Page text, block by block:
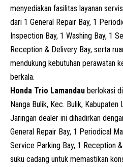
menyediakan fasilitas layanan
dari 1 General Repair Bay, 1
Inspection Bay, 1 Washing Bay, 1
Reception & Delivery Bay, serta
mendukung kebutuhan perawatan
berkala.
Honda Trio Lamandau berlokasi
Nanga Bulik, Kec. Bulik, Kabupaten
Jaringan dealer ini dihadirkan
General Repair Bay, 1 Periodical
Service Parking Bay, 1 Reception
suku cadang untuk memastikan